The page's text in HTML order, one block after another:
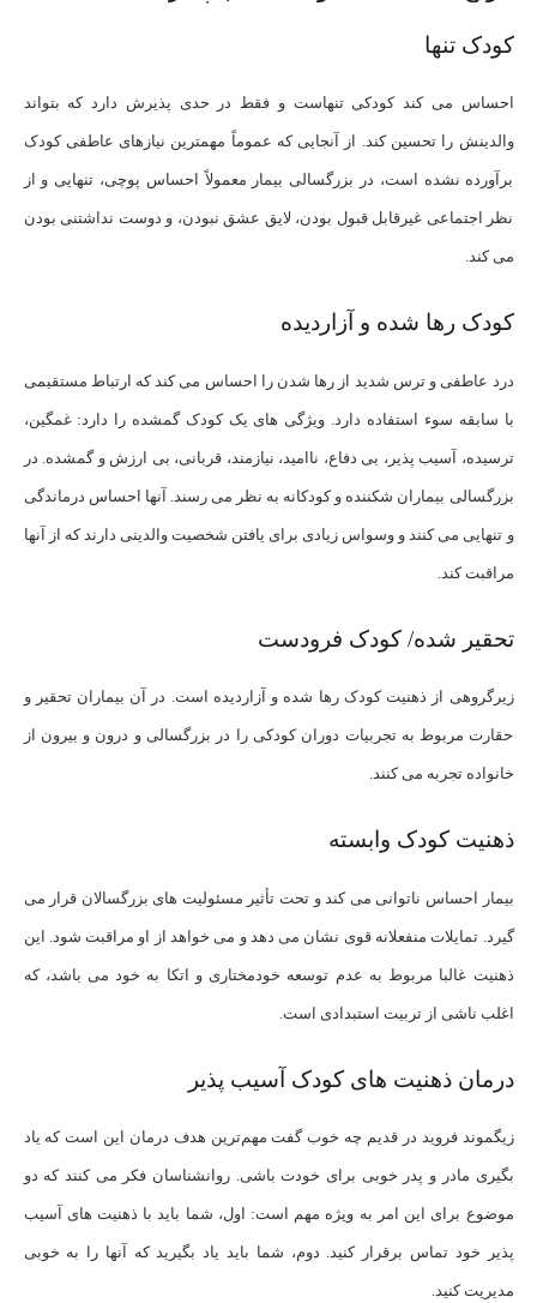
کودک تنها
احساس می ‌کند کودکی تنهاست و فقط در حدی پذیرش دارد که بتواند
والدینش را تحسین کند. از آنجایی که عموماً مهمترین نیازهای عاطفی کودک
برآورده نشده است، در بزرگسالی بیمار معمولاً احساس پوچی، تنهایی و از
نظر اجتماعی غیرقابل قبول بودن، لایق عشق نبودن، و دوست نداشتنی بودن
می کند.
کودک رها شده و آزاردیده
درد عاطفی و ترس شدید از رها شدن را احساس می کند که ارتباط مستقیمی
با سابقه سوء استفاده دارد. ویژگی های یک کودک گمشده را دارد: غمگین،
ترسیده، آسیب پذیر، بی دفاع، ناامید، نیازمند، قربانی، بی ارزش و گمشده. در
بزرگسالی بیماران شکننده و کودکانه به نظر می رسند. آنها احساس درماندگی
و تنهایی می کنند و وسواس زیادی برای یافتن شخصیت والدینی دارند که از آنها
مراقبت کند.
تحقیر شده/ کودک فرودست
زیرگروهی از ذهنیت کودک رها شده و آزاردیده است. در آن بیماران تحقیر و
حقارت مربوط به تجربیات دوران کودکی را در بزرگسالی و درون و بیرون از
خانواده تجربه می کنند.
ذهنیت کودک وابسته
بیمار احساس ناتوانی می کند و تحت تأثیر مسئولیت های بزرگسالان قرار می
گیرد. تمایلات منفعلانه قوی نشان می دهد و می خواهد از او مراقبت شود. این
ذهنیت غالبا مربوط به عدم توسعه خودمختاری و اتکا به خود می باشد، که
اغلب ناشی از تربیت استبدادی است.
درمان ذهنیت های کودک آسیب پذیر
زیگموند فروید در قدیم چه خوب گفت مهم‌ترین هدف درمان این است که یاد
بگیری مادر و پدر خوبی برای خودت باشی. روانشناسان فکر می کنند که دو
موضوع برای این امر به ویژه مهم است: اول، شما باید با ذهنیت های آسیب
پذیر خود تماس برقرار کنید. دوم، شما باید یاد بگیرید که آنها را به خوبی
مدیریت کنید.